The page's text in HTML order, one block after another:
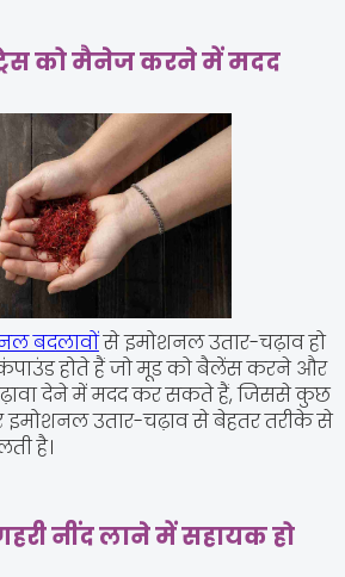
को मैनेज करने में मदद
बदलावोंसे इमोशनल उतार-चढ़ाव हो
होते हैं जो मूड को बैलेंस करने और
देने में मदद कर सकते हैं, जिससे कुछ
इमोशनल उतार-चढ़ाव से बेहतर तरीके से
है।
नींद लाने में सहायक हो